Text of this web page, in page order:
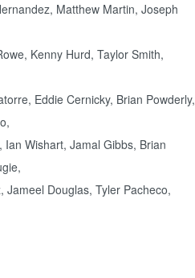
Matthew Martin, Joseph
Kenny Hurd, Taylor Smith,
Eddie Cernicky, Brian Powderly,
Ian Wishart, Jamal Gibbs, Brian
Jameel Douglas, Tyler Pacheco,